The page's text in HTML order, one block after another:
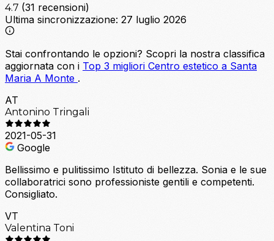
4.7 (31 recensioni)
Ultima sincronizzazione: 27 luglio 2026
Stai confrontando le opzioni? Scopri la nostra classifica
aggiornata con i Top 3 migliori Centro estetico a Santa
Maria A Monte .
AT
Antonino Tringali
2021-05-31
Google
Bellissimo e pulitissimo Istituto di bellezza. Sonia e le sue
collaboratrici sono professioniste gentili e competenti.
Consigliato.
VT
Valentina Toni